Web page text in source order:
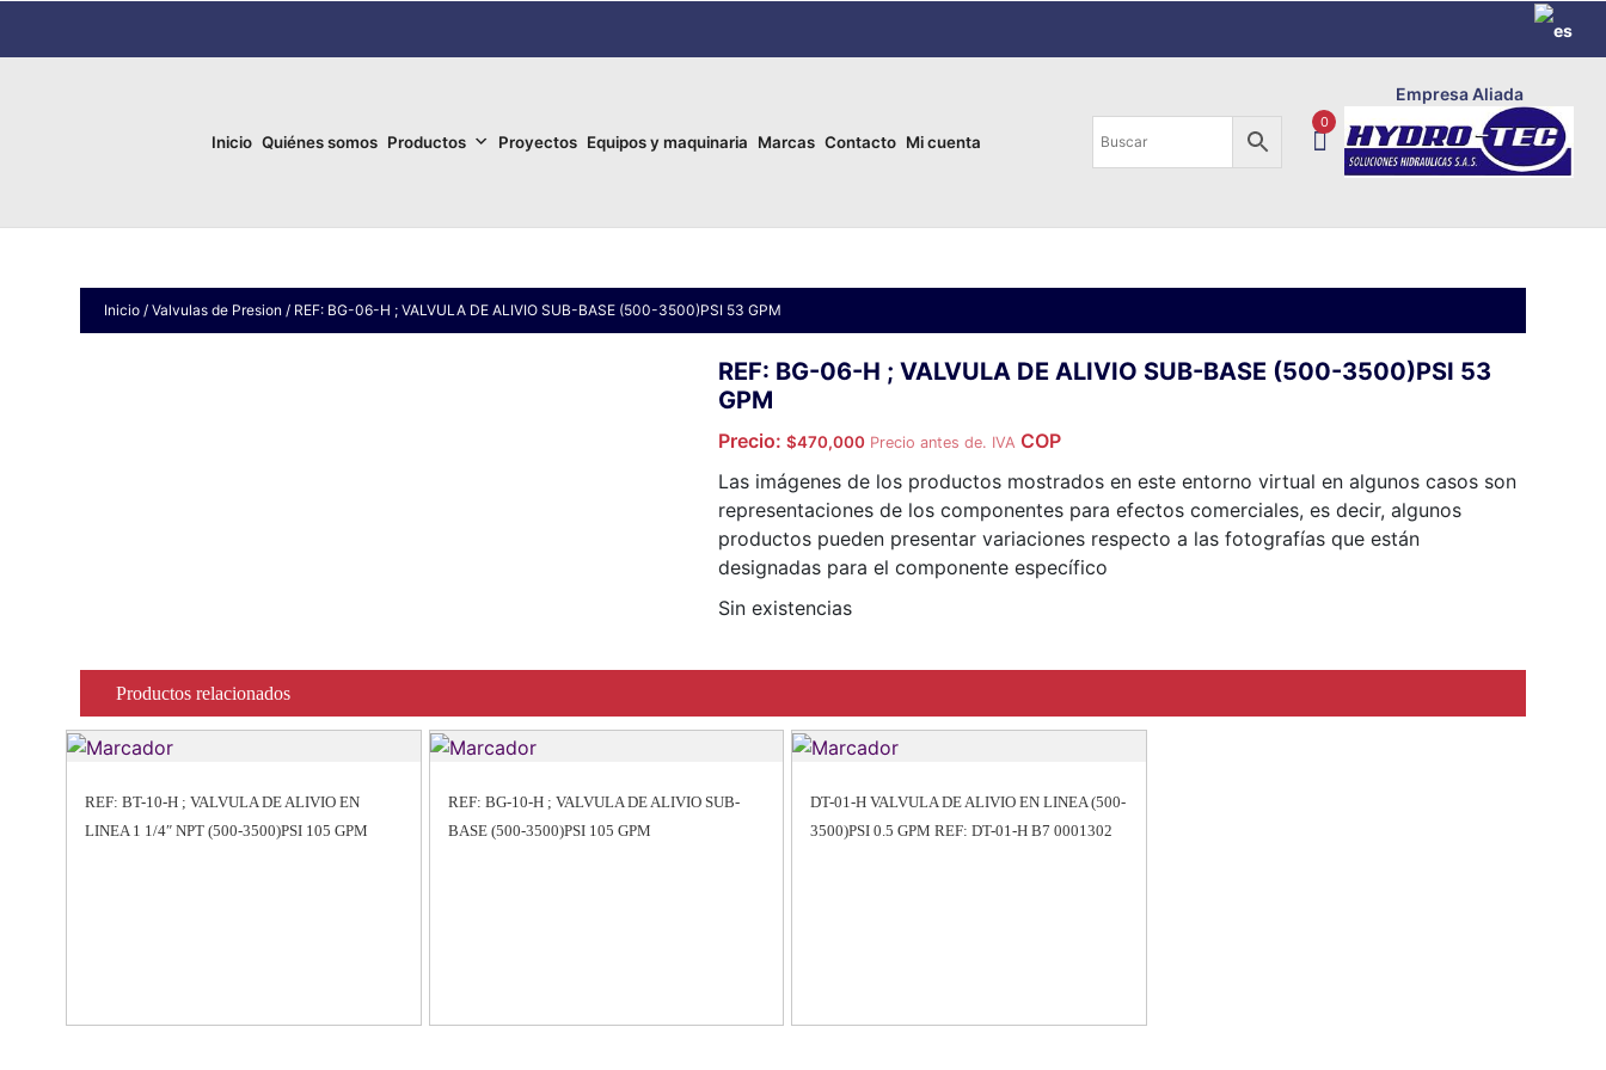
Inicio Quiénes somos Productos Proyectos Equipos y maquinaria Marcas Contacto Mi cuenta
0
Empresa Aliada
Inicio /Valvulas de Presion / REF: BG-06-H ; VALVULA DE ALIVIO SUB-BASE (500-3500)PSI 53 GPM
REF: BG-06-H ; VALVULA DE ALIVIO SUB-BASE (500-3500)PSI 53
GPM
Precio:$470,000 Precio antes de. IVA COP
Las imágenes de los productos mostrados en este entorno virtual en algunos casos son
representaciones de los componentes para efectos comerciales, es decir, algunos
productos pueden presentar variaciones respecto a las fotografías que están
designadas para el componente específico
Sin existencias
Productos relacionados
REF: BT-10-H ; VALVULA DE ALIVIO EN
LINEA 1 1/4″ NPT (500-3500)PSI 105 GPM
REF: BG-10-H ; VALVULA DE ALIVIO SUB-
BASE (500-3500)PSI 105 GPM
DT-01-H VALVULA DE ALIVIO EN LINEA (500-
3500)PSI 0.5 GPM REF: DT-01-H B7 0001302